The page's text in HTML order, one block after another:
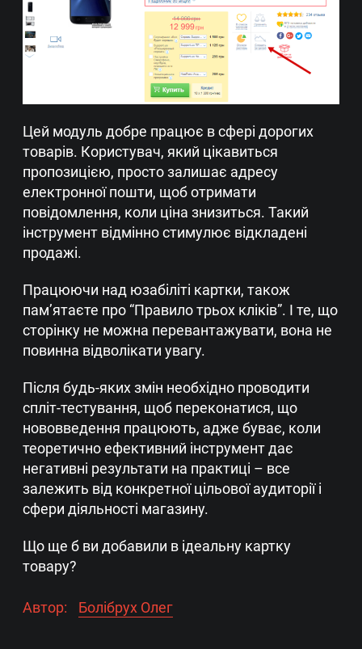
Цей модуль добре працює в сфері дорогих
товарів. Користувач, який цікавиться
пропозицією, просто залишає адресу
електронної пошти, щоб отримати
повідомлення, коли ціна знизиться. Такий
інструмент відмінно стимулює відкладені
продажі.
Працюючи над юзабіліті картки, також
пам’ятаєте про “Правило трьох кліків”. І те, що
сторінку не можна перевантажувати, вона не
повинна відволікати увагу.
Після будь-яких змін необхідно проводити
спліт-тестування, щоб переконатися, що
нововведення працюють, адже буває, коли
теоретично ефективний інструмент дає
негативні результати на практиці – все
залежить від конкретної цільової аудиторії і
сфери діяльності магазину.
Що ще б ви добавили в ідеальну картку
товару?
Автор: Болібрух Олег